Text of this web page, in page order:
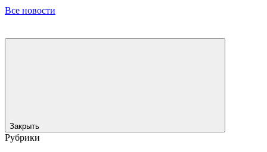
Все новости
Закрыть
Рубрики